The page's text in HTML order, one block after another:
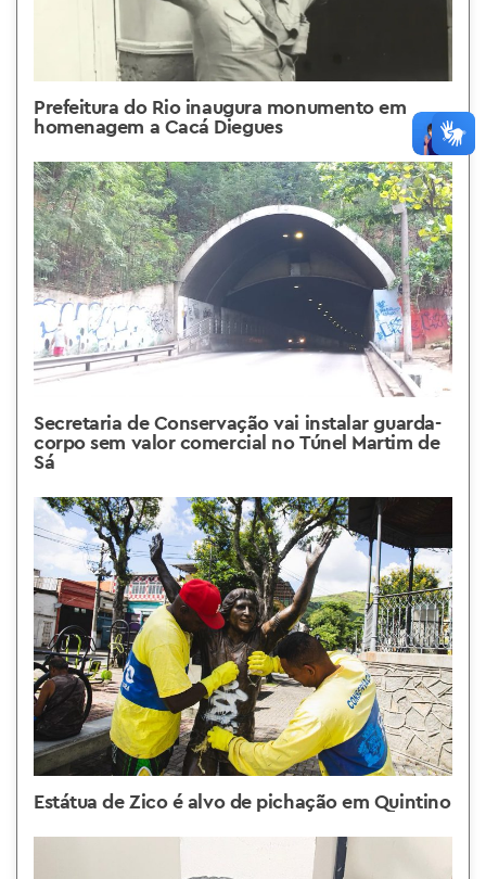
Prefeitura do Rio inaugura monumento em
homenagem a Cacá Diegues
Secretaria de Conservação vai instalar guarda-
corpo sem valor comercial no Túnel Martim de
Sá
Estátua de Zico é alvo de pichação em Quintino